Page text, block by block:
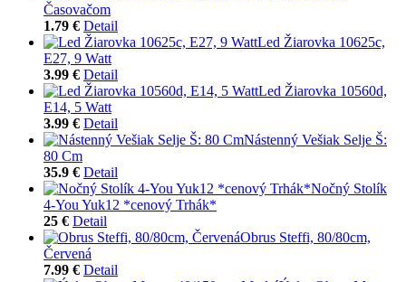
Časovačom
1.79 € Detail
Led Žiarovka 10625c,
E27, 9 Watt
3.99 € Detail
Led Žiarovka 10560d,
E14, 5 Watt
3.99 € Detail
Nástenný Vešiak Selje Š:
80 Cm
35.9 € Detail
Nočný Stolík
4-You Yuk12 *cenový Trhák*
25 € Detail
Obrus Steffi, 80/80cm,
Červená
7.99 € Detail